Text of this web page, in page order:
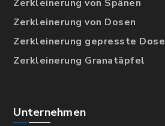
Zerkleinerung von Spänen
Zerkleinerung von Dosen
Zerkleinerung gepresste Dose
Zerkleinerung Granatäpfel
Unternehmen